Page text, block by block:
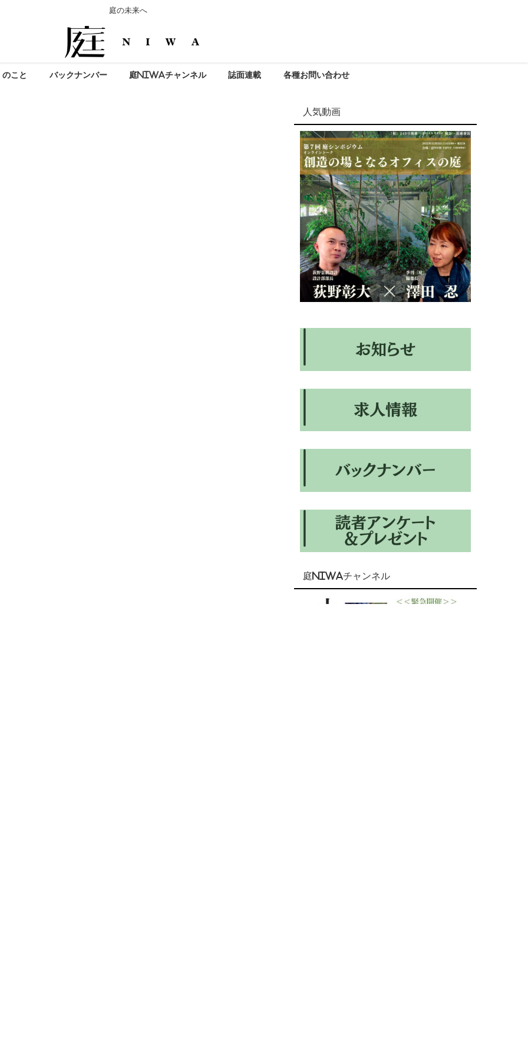
庭の未来へ
こと バックナンバー 庭NIWAチャンネル 誌面連載 各種お問い合わせ
人気動画
庭NIWAチャンネル